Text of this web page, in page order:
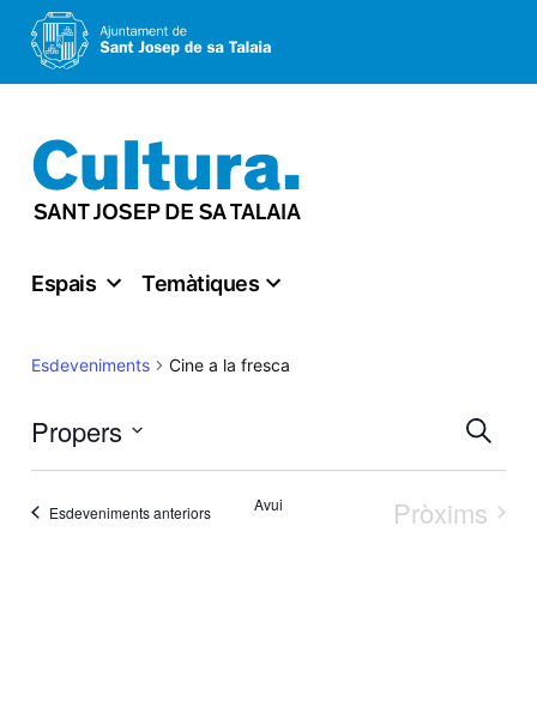
al
contingut
Espais Temàtiques
Esdeveniments Cine a la fresca
Cerca
Propers
Select
date.
Esdeveniments anteriors Avui
Pròxims